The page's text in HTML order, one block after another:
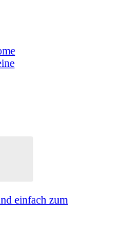
einfach zum